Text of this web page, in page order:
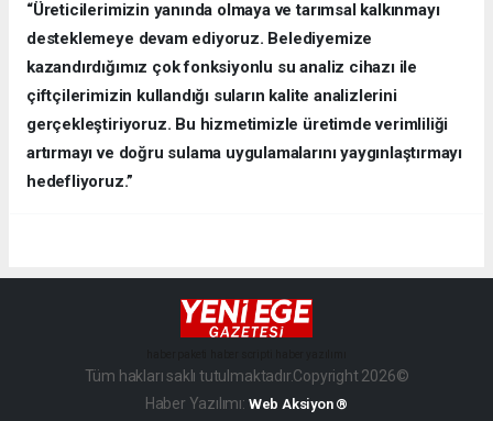
“Üreticilerimizin yanında olmaya ve tarımsal kalkınmayı
desteklemeye devam ediyoruz. Belediyemize
kazandırdığımız çok fonksiyonlu su analiz cihazı ile
çiftçilerimizin kullandığı suların kalite analizlerini
gerçekleştiriyoruz. Bu hizmetimizle üretimde verimliliği
artırmayı ve doğru sulama uygulamalarını yaygınlaştırmayı
hedefliyoruz.”
Tüm hakları saklı tutulmaktadır.Copyright 2026©
Haber Yazılımı: Web Aksiyon ®